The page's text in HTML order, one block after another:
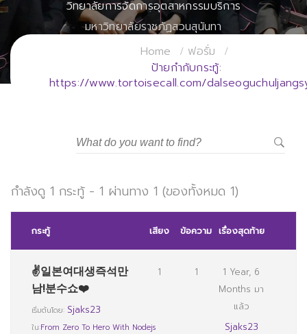
วิทยาลัยการจัดการอุตสาหกรรมบริการ
มหาวิทยาลัยราชภัฏสวนสุนันทา
Home
ฟอรั่ม
ป้ายกำกับกระทู้:
https://www.tortoisecall.com/
กำลังดู 1 กระทู้ - 1 ผ่านทาง 1 (ของทั้งหมด 1)
กระทู้ เสียง ข้อความ เรื่องสุดท้าย
✌일본여대생즉석만
남!분수쇼❤️
เริ่มต้นโดย: Sjaks23
ใน:From Zero To Hero With Nodejs
1 1
1 Year, 6
Months มา
แล้ว
Sjaks23